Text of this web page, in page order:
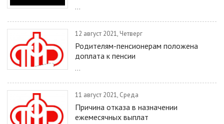
...
12 август 2021, Четверг
Родителям-пенсионерам положена
доплата к пенсии
...
11 август 2021, Среда
Причина отказа в назначении
ежемесячных выплат